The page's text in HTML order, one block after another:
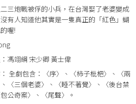
二三炮戰被俘的小兵，在台灣娶了老婆變成
有人知道他其實是一隻真正的「紅色」蝴
喔!
馮翊綱 宋少卿 黃士偉
全劇包含：〈序〉、〈柿子枇杷〉、〈兩
〈三個老婆〉、〈睡不著覺〉、〈後台禁
公奇案〉、〈尾聲〉。